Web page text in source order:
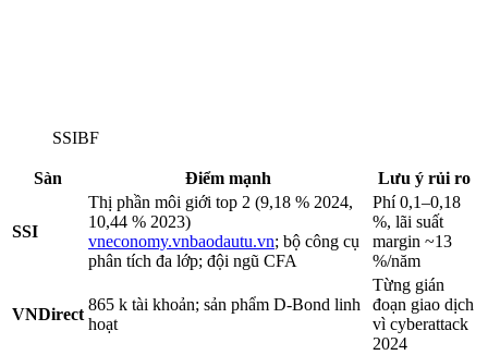
SSIBF
Sàn Điểm mạnh Lưu ý rủi ro
SSI
Thị phần môi giới top 2 (9,18 % 2024,
10,44 % 2023)
vneconomy.vnbaodautu.vn; bộ công cụ
phân tích đa lớp; đội ngũ CFA
Phí 0,1–0,18
%, lãi suất
margin ~13
%/năm
VNDirect
865 k tài khoản; sản phẩm D-Bond linh
hoạt
Từng gián
đoạn giao dịch
vì cyberattack
2024